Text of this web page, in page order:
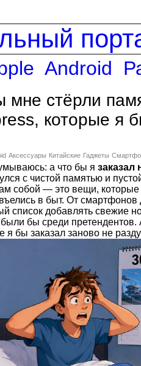
Android
мне стёрли
которые я
Аксессуары Китайские Гаджеты
а что бы я заказал
с чистой памятью и
собой — это вещи, которые
в быт. От смартфонов
список добавлять свежие
были бы среди
я бы заказал заново не